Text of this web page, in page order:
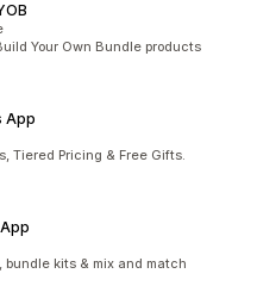
Your Own Bundle products
App
Tiered Pricing & Free Gifts.
kits & mix and match